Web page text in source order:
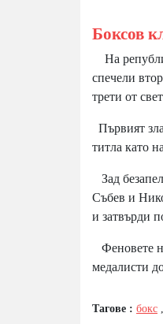
Боксов
На
спечели
трети от
Първият
титла като
Зад
Събев и
и затвърди
Феновете
медалисти
Тагове : бокс